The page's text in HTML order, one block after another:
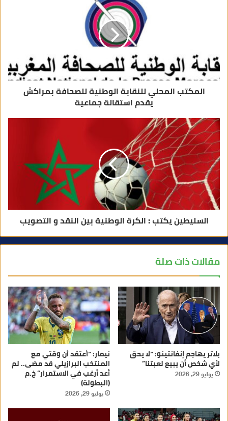
ن
ي
المكتب المحلي للنقابة الوطنية للصحافة بمراكش
يقدم استقالة جماعية
السليطين يكتب : الكرة الوطنية بين النقد و التصويب
مقالات ذات صلة
بلاتر يهاجم إنفانتينو: “لا يحق
لأي شخص أن يبيع لعبتنا”
يوليو 29, 2026
نيمار: “أعتقد أن وقتي مع
المنتخب البرازيلي قد مضى.. لم
أعد أرغب في الاستمرار” خ.م
(البطولة)
يوليو 29, 2026